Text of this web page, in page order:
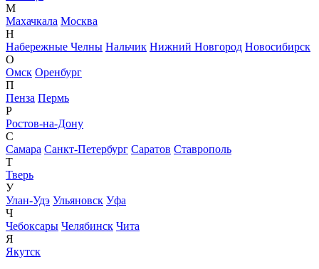
М
Махачкала Москва
Н
Набережные Челны Нальчик Нижний Новгород Новосибирск
О
Омск Оренбург
П
Пенза Пермь
Р
Ростов-на-Дону
С
Самара Санкт-Петербург Саратов Ставрополь
Т
Тверь
У
Улан-Удэ Ульяновск Уфа
Ч
Чебоксары Челябинск Чита
Я
Якутск